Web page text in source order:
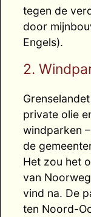
tegen de
door
Engels).
2.
private olie
windparken
de
Het zou het
van
vind na. De
ten Noord-